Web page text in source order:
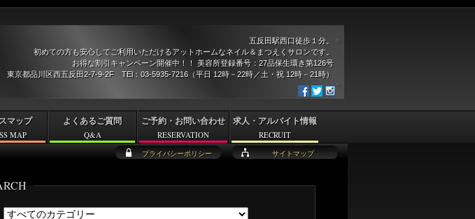
プライバシーポリシー サイトマップ
五反田駅西口徒歩１分。
初めての方も安心してご利用いただけるアットホームなネイル＆まつえくサロンです。
お得な割引キャンペーン開催中！！ 美容所登録番号：27品保生環き第126号
東京都品川区西五反田2-7-9-2F TEl：03-5935-7216（平日 12時－22時／土・祝 12時－21時）
マップ
MAP
よくあるご質問
Q&A
ご予約・お問い合わせ
RESERVATION
求人・アルバイト情報
RECRUIT